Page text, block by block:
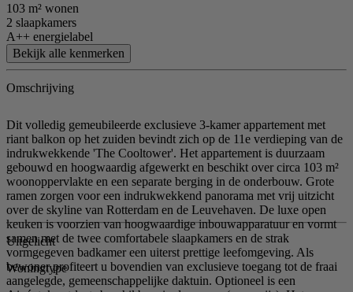
103 m² wonen
2 slaapkamers
A++ energielabel
Bekijk alle kenmerken
Omschrijving
Dit volledig gemeubileerde exclusieve 3-kamer appartement met
riant balkon op het zuiden bevindt zich op de 11e verdieping van de
indrukwekkende 'The Cooltower'. Het appartement is duurzaam
gebouwd en hoogwaardig afgewerkt en beschikt over circa 103 m²
woonoppervlakte en een separate berging in de onderbouw. Grote
ramen zorgen voor een indrukwekkend panorama met vrij uitzicht
over de skyline van Rotterdam en de Leuvehaven. De luxe open
keuken is voorzien van hoogwaardige inbouwapparatuur en vormt
samen met de twee comfortabele slaapkamers en de strak
vormgegeven badkamer een uiterst prettige leefomgeving. Als
bewoner profiteert u bovendien van exclusieve toegang tot de fraai
aangelegde, gemeenschappelijke daktuin. Optioneel is een
Uitgelicht
Woningtype